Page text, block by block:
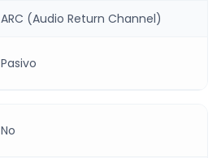
ARC (Audio Return Channel)
Pasivo
No